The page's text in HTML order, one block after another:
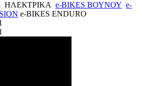
ΗΛΕΚΤΡΙΚΑ e-BIKES ΒΟΥΝΟΥ e-
e-BIKES ENDURO